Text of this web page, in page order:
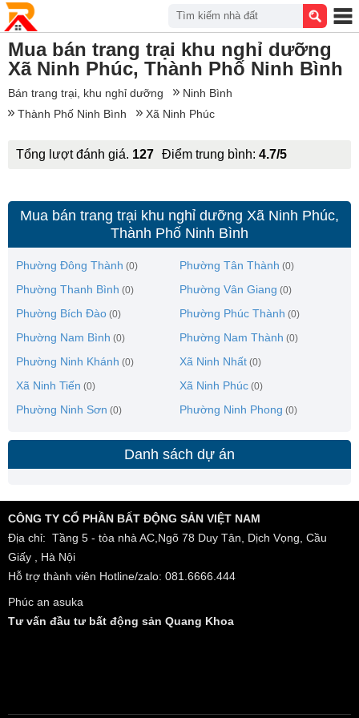
Mua bán trang trại khu nghỉ dưỡng
Xã Ninh Phúc, Thành Phố Ninh Bình
Bán trang trại, khu nghỉ dưỡng
Ninh Bình
Thành Phố Ninh Bình
Xã Ninh Phúc
Tổng lượt đánh giá. 127 Điểm trung bình: 4.7/5
Mua bán trang trại khu nghỉ dưỡng Xã Ninh Phúc,
Thành Phố Ninh Bình
Phường Đông Thành (0) Phường Tân Thành (0)
Phường Thanh Bình (0) Phường Vân Giang (0)
Phường Bích Đào (0) Phường Phúc Thành (0)
Phường Nam Bình (0) Phường Nam Thành (0)
Phường Ninh Khánh (0) Xã Ninh Nhất (0)
Xã Ninh Tiến (0) Xã Ninh Phúc (0)
Phường Ninh Sơn (0) Phường Ninh Phong (0)
Danh sách dự án
Tìm kiếm nhà đất
CÔNG TY CỔ PHẦN BẤT ĐỘNG SẢN VIỆT NAM
Địa chỉ: Tầng 5 - tòa nhà AC,Ngõ 78 Duy Tân, Dịch Vọng, Cầu
Giấy , Hà Nội
Hỗ trợ thành viên Hotline/zalo: 081.6666.444
Phúc an asuka
Tư vấn đầu tư bất động sản Quang Khoa